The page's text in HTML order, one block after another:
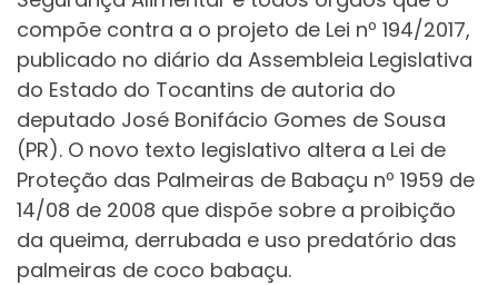
compõe contra a o projeto de Lei nº 194/2017,
publicado no diário da Assembleia Legislativa
do Estado do Tocantins de autoria do
deputado José Bonifácio Gomes de Sousa
(PR). O novo texto legislativo altera a Lei de
Proteção das Palmeiras de Babaçu nº 1959 de
14/08 de 2008 que dispõe sobre a proibição
da queima, derrubada e uso predatório das
palmeiras de coco babaçu.